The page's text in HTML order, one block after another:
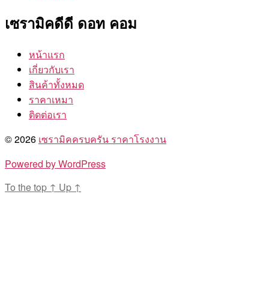
เซรามิคดีดี ดอท คอม
หน้าแรก
เกี่ยวกับเรา
สินค้าทั้งหมด
ราคาเหมา
ติดต่อเรา
© 2026 เซรามิคครบครัน ราคาโรงงาน
Powered by WordPress
To the top ↑ Up ↑